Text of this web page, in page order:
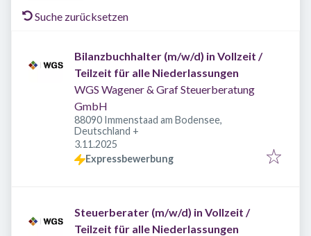
Suche zurücksetzen
Bilanzbuchhalter (m/w/d) in Vollzeit /
Teilzeit für alle Niederlassungen
WGS Wagener & Graf Steuerberatung
GmbH
88090 Immenstaad am Bodensee,
Deutschland +
Veröffentlicht
3.11.2025
Expressbewerbung
Steuerberater (m/w/d) in Vollzeit /
Teilzeit für alle Niederlassungen